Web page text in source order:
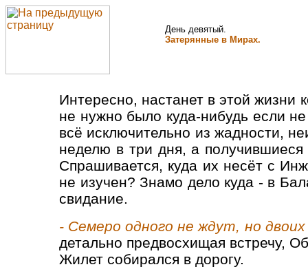
День девятый.
Затерянные в Мирах.
Интересно, настанет в этой жизни
не нужно было куда-нибудь если
всё исключительно из жадности,
неделю в три дня, а
Спрашивается, куда их несёт с
не изучен? Знамо дело куда - в
свидание.
- Семеро одного не ждут, но
детально предвосхищая встречу,
Жилет собирался в дорогу.